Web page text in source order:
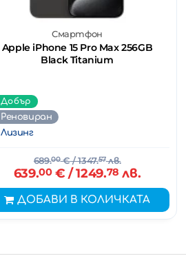
Смартфон
Apple iPhone 15 Pro Max 256GB
Black Titanium
Добър
Реновиран
Лизинг
689.00€/ 1347.57лв.
639.00€ / 1249.78 лв.
ДОБАВИ В КОЛИЧКАТА